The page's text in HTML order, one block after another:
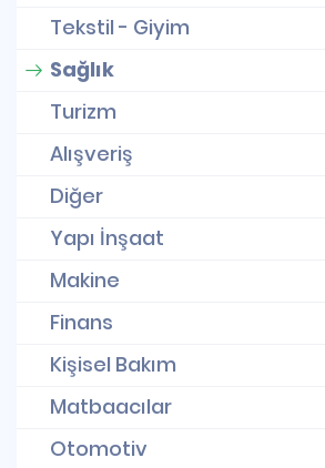
Tekstil - Giyim
Sağlık
Turizm
Alışveriş
Diğer
Yapı İnşaat
Makine
Finans
Kişisel Bakım
Matbaacılar
Otomotiv